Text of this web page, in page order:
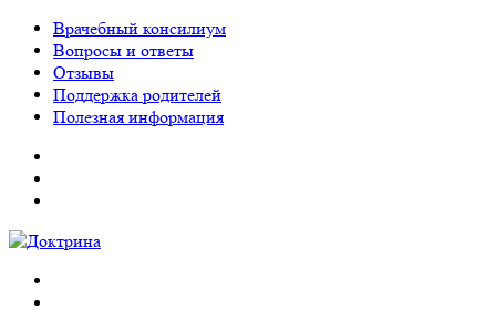
Врачебный консилиум
Вопросы и ответы
Отзывы
Поддержка родителей
Полезная информация